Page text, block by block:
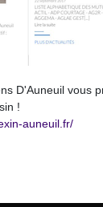
D'Auneuil vous
!
auneuil.fr/